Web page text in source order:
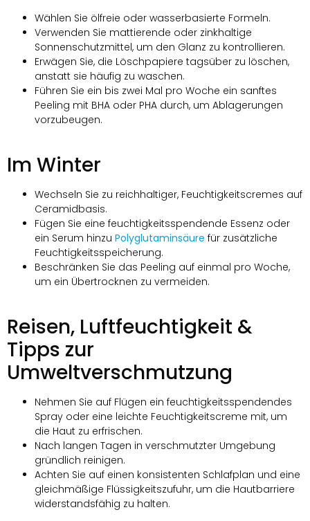
Wählen Sie ölfreie oder wasserbasierte Formeln.
Verwenden Sie mattierende oder zinkhaltige
Sonnenschutzmittel, um den Glanz zu kontrollieren.
Erwägen Sie, die Löschpapiere tagsüber zu löschen,
anstatt sie häufig zu waschen.
Führen Sie ein bis zwei Mal pro Woche ein sanftes
Peeling mit BHA oder PHA durch, um Ablagerungen
vorzubeugen.
Im Winter
Wechseln Sie zu reichhaltiger, Feuchtigkeitscremes auf
Ceramidbasis.
Fügen Sie eine feuchtigkeitsspendende Essenz oder
ein Serum hinzu Polyglutaminsäure für zusätzliche
Feuchtigkeitsspeicherung.
Beschränken Sie das Peeling auf einmal pro Woche,
um ein Übertrocknen zu vermeiden.
Reisen, Luftfeuchtigkeit &
Tipps zur
Umweltverschmutzung
Nehmen Sie auf Flügen ein feuchtigkeitsspendendes
Spray oder eine leichte Feuchtigkeitscreme mit, um
die Haut zu erfrischen.
Nach langen Tagen in verschmutzter Umgebung
gründlich reinigen.
Achten Sie auf einen konsistenten Schlafplan und eine
gleichmäßige Flüssigkeitszufuhr, um die Hautbarriere
widerstandsfähig zu halten.